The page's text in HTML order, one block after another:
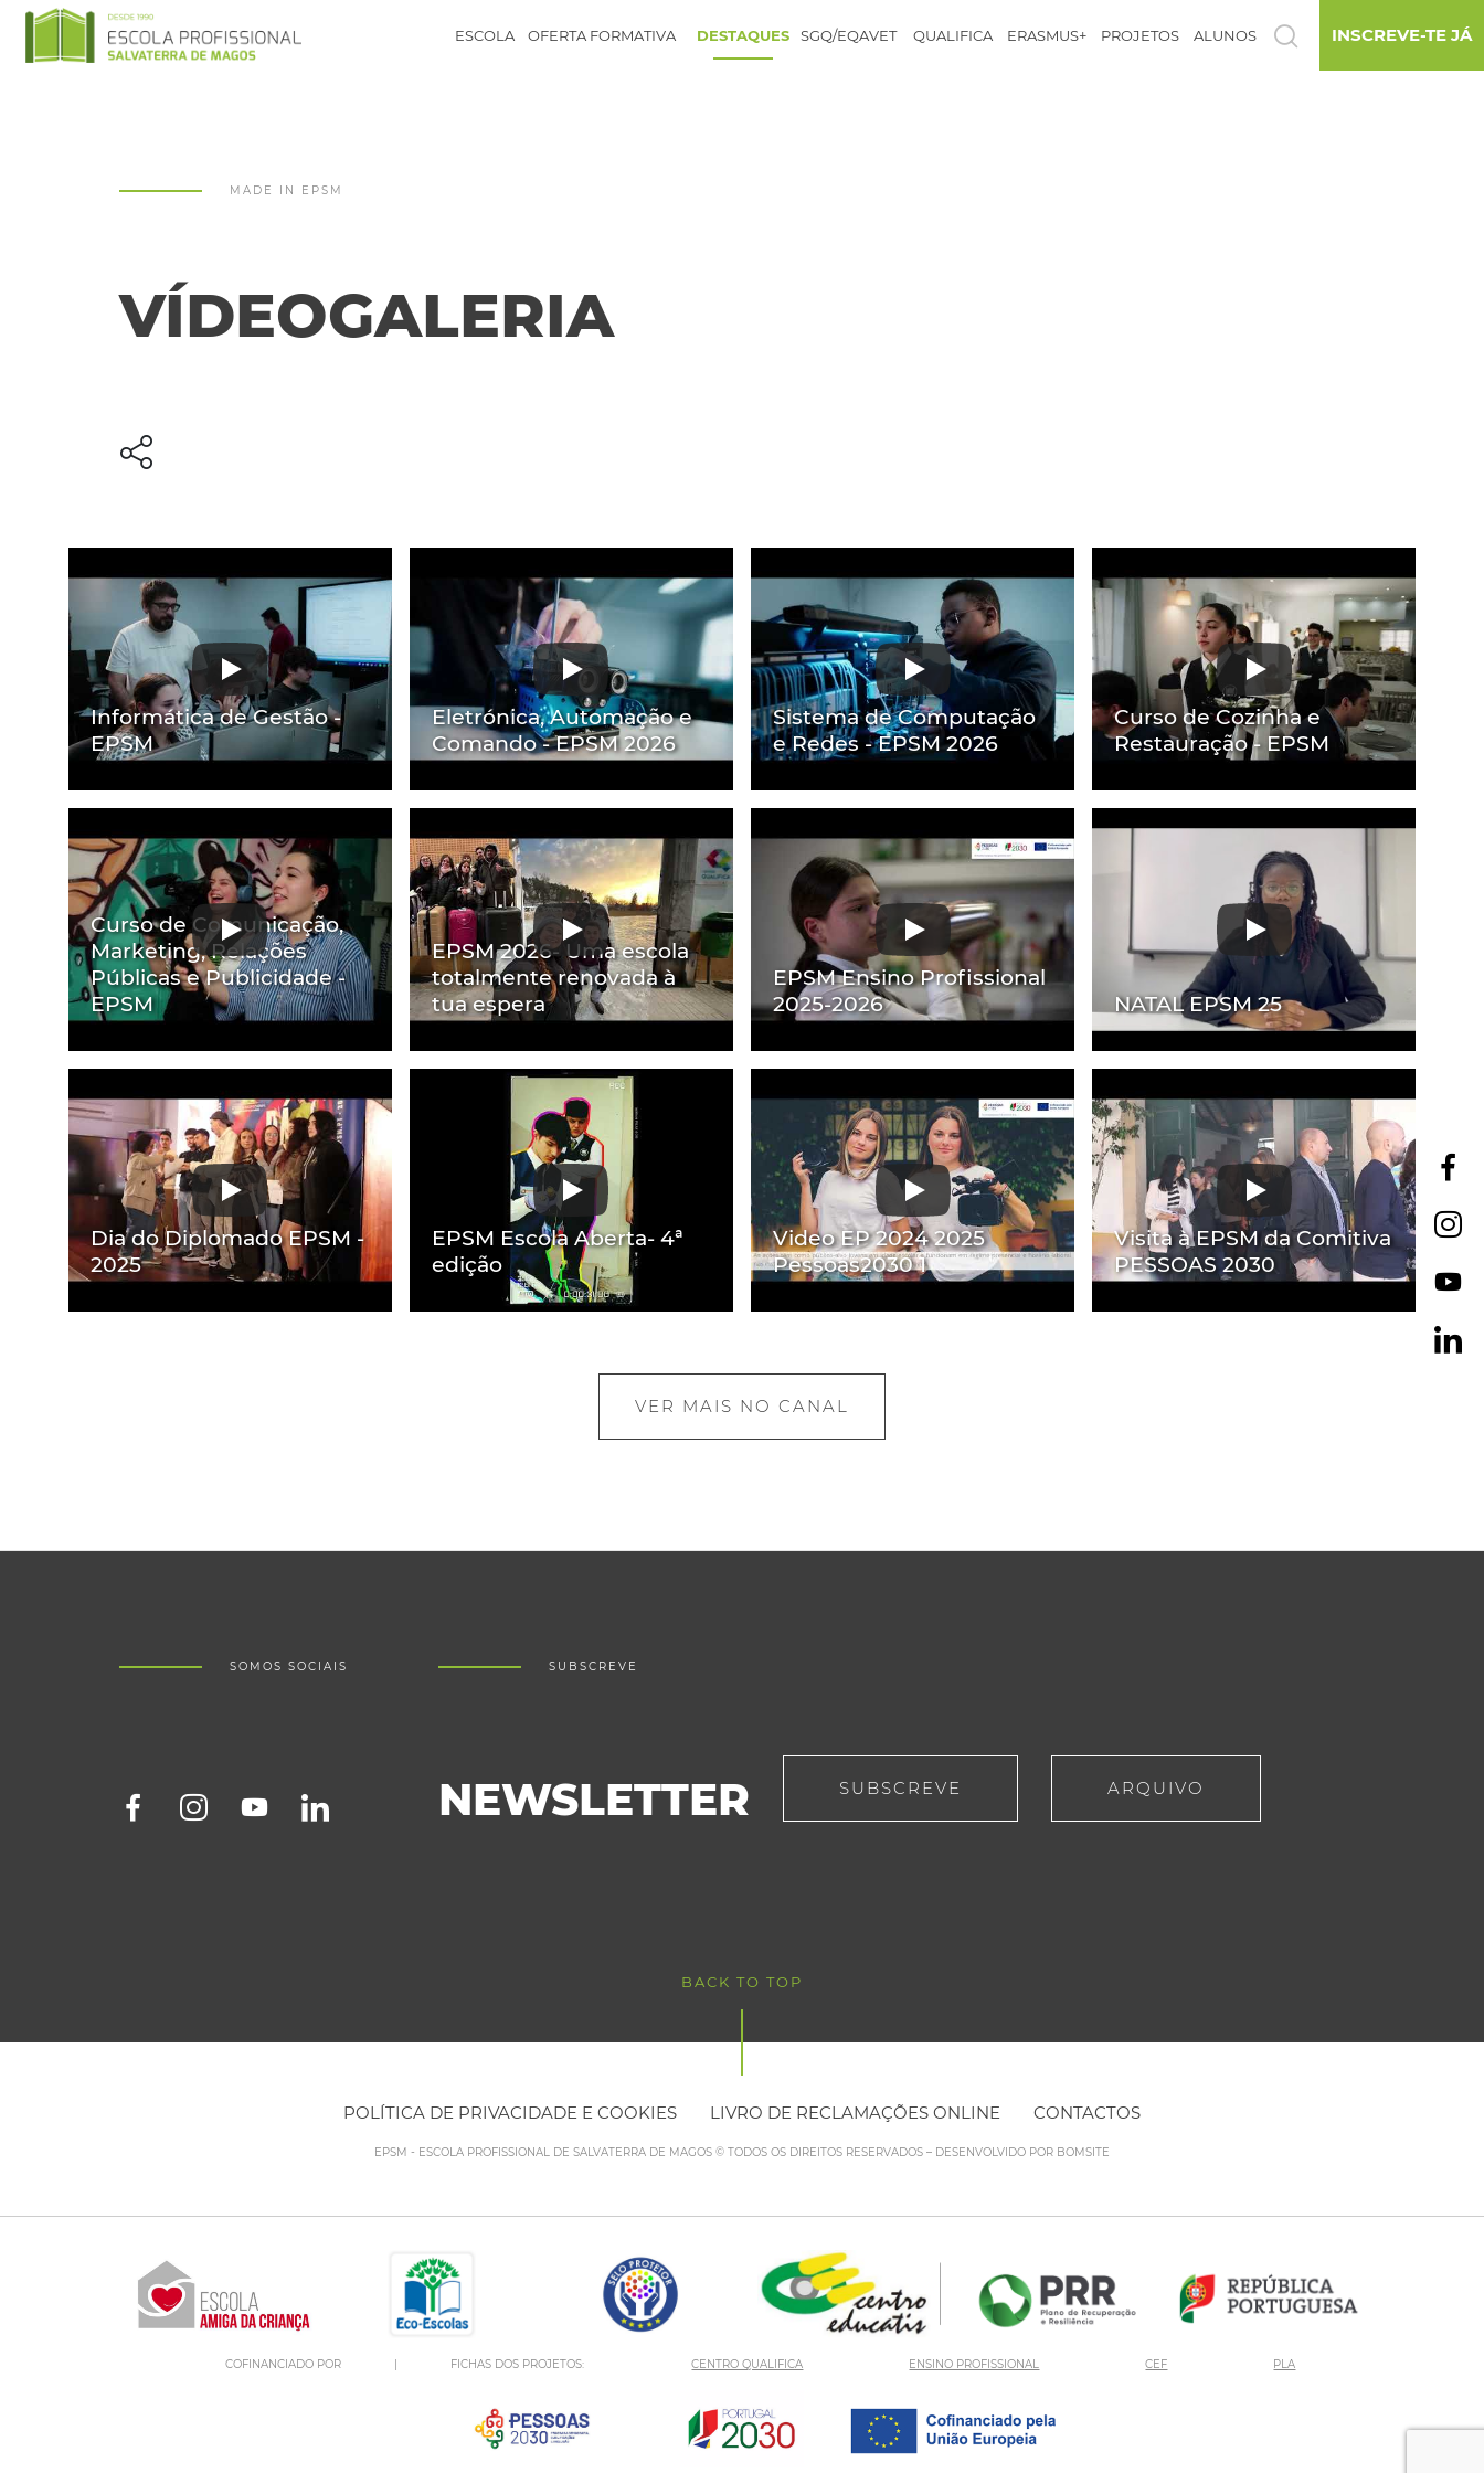
ESCOLA OFERTA FORMATIVA DESTAQUES SGQ/EQAVET QUALIFICA ERASMUS+ PROJETOS ALUNOS INSCREVE-TE JÁ
MADE IN EPSM
VÍDEOGALERIA
Informática de Gestão -
EPSM
Eletrónica, Automação e
Comando - EPSM 2026
Sistema de Computação
e Redes - EPSM 2026
Curso de Cozinha e
Restauração - EPSM
Curso de Comunicação,
Marketing, Relações
Públicas e Publicidade -
EPSM
EPSM 2026- Uma escola
totalmente renovada à
tua espera
EPSM Ensino Profissional
2025-2026
NATAL EPSM 25
Dia do Diplomado EPSM -
2025
EPSM Escola Aberta- 4ª
edição
Video EP 2024 2025
Pessoas2030 1
Visita à EPSM da Comitiva
PESSOAS 2030
VER MAIS NO CANAL
BACK TO TOP
SOMOS SOCIAIS SUBSCREVE
NEWSLETTER SUBSCREVE ARQUIVO
POLÍTICA DE PRIVACIDADE E COOKIES LIVRO DE RECLAMAÇÕES ONLINE CONTACTOS
EPSM - ESCOLA PROFISSIONAL DE SALVATERRA DE MAGOS © TODOS OS DIREITOS RESERVADOS – DESENVOLVIDO POR BOMSITE
COFINANCIADO POR | FICHAS DOS PROJETOS: CENTRO QUALIFICA ENSINO PROFISSIONAL CEF PLA